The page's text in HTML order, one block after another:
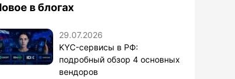
в блогах
29.07.2026
KYC-сервисы в РФ:
подробный обзор 4 основных
вендоров